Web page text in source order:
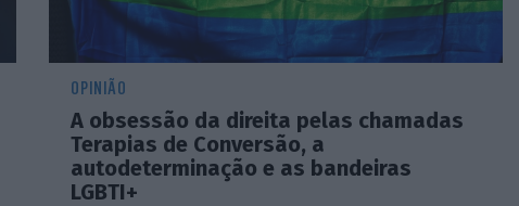
OPINIÃO
A obsessão da direita pelas chamadas
Terapias de Conversão, a
autodeterminação e as bandeiras
LGBTI+